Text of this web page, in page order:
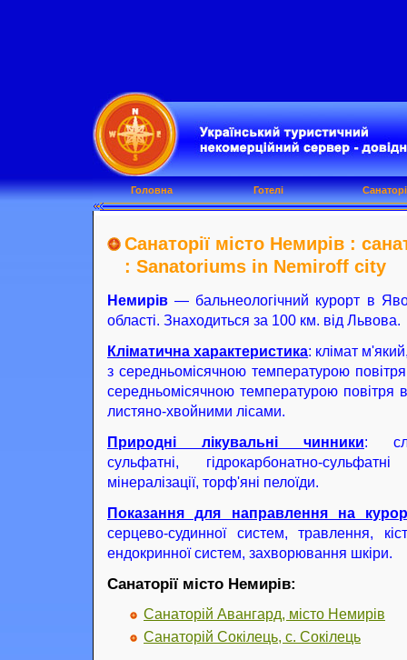
Санаторії місто Немирів :
: Sanatoriums in Nemiroff city
Немирів— бальнеологічний курорт в
області. Знаходиться за 100 км. від Львова.
Кліматична характеристика: клімат
з середньомісячною температурою
середньомісячною температурою повітря
листяно-хвойними лісами.
Природні лікувальні чинники:
сульфатні, гідрокарбонатно-
мінералізації, торф'яні пелоїди.
Показання для направлення на
серцево-судинної систем, травлення,
ендокринної систем, захворювання шкіри.
Санаторії місто Немирів:
Санаторій Авангард, місто Немирів
Санаторій Сокілець, с. Сокілець
Головна Готелі